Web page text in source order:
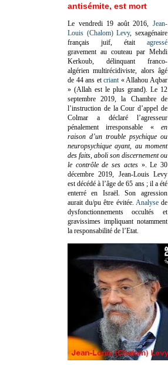
antisémite, est mort
Le vendredi 19 août 2016, Jean-
Louis (Chalom) Levy, sexagénaire
français juif, était agressé
gravement au couteau par Mehdi
Kerkoub, délinquant franco-
algérien multirécidiviste, alors âgé
de 44 ans etcriant « Allahou Aqbar
» (Allah est le plus grand). Le 12
septembre 2019, la Chambre de
l’instruction de la Cour d’appel de
Colmar a déclaré l’agresseur
pénalement irresponsable «en
raison d’un trouble psychique ou
neuropsychique ayant, au moment
des faits, aboli son discernement ou
le contrôle de ses actes». Le 30
décembre 2019, Jean-Louis Levy
est décédé à l’âge de 65 ans ; il a été
enterré en Israël. Son agression
aurait du/pu être évitée. Analysede
dysfonctionnements occultés et
gravissimes impliquant notamment
la responsabilité de l’Etat.